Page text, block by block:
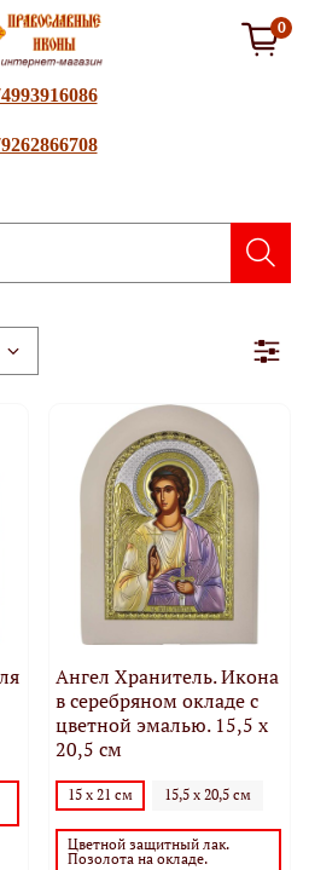
0
Ангел Хранитель. Икона
в серебряном окладе с
цветной эмалью. 15,5 х
20,5 см
15 х 21 см 15,5 х 20,5 см
Цветной защитный лак.
Позолота на окладе.